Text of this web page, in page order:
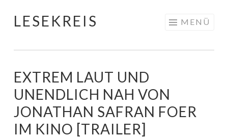
Springe
LESEKREIS MENÜ
EXTREM LAUT UND
UNENDLICH NAH VON
JONATHAN SAFRAN FOER
IM KINO [TRAILER]